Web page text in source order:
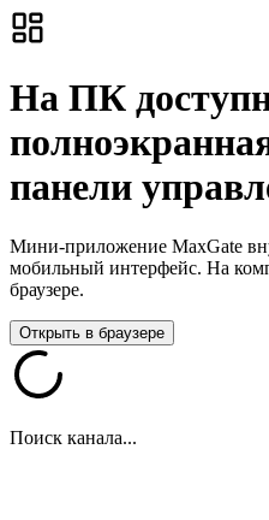
На ПК
панели
Мини-приложение MaxGate
мобильный интерфейс. На
браузере.
Открыть в браузере
Поиск канала...